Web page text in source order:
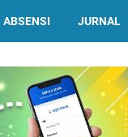
ABSENSI JURNAL